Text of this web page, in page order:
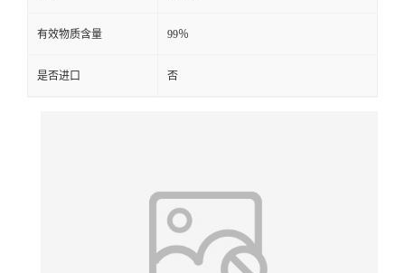
有效物质含量 99％
是否进口 否